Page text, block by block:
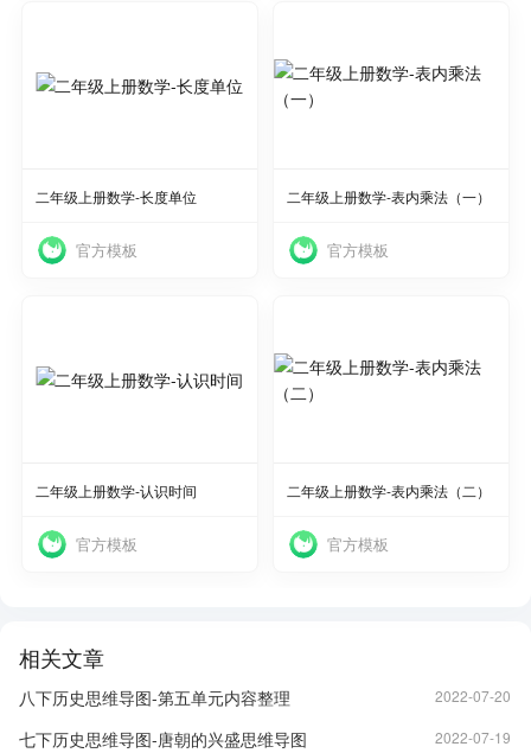
二年级上册数学-长度单位
官方模板
二年级上册数学-表内乘法（一）
官方模板
二年级上册数学-认识时间
官方模板
二年级上册数学-表内乘法（二）
官方模板
相关文章
八下历史思维导图-第五单元内容整理 2022-07-20
七下历史思维导图-唐朝的兴盛思维导图 2022-07-19